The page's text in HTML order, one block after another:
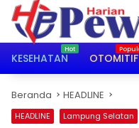
Langsung
konten
KESEHATAN
OTOMITIF
Beranda HEADLINE
HEADLINE Lampung Selatan